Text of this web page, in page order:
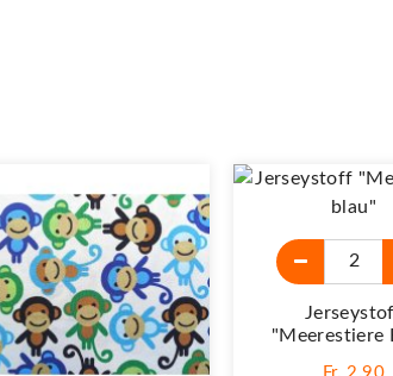
"Meerestiere